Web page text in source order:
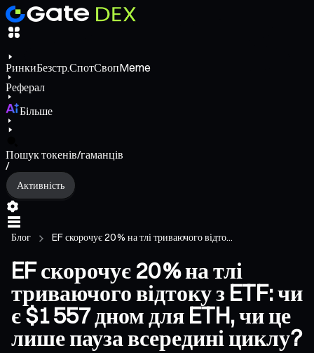
РинкиБезстр.СпотСвопMeme
Реферал
Більше
Пошук токенів/гаманців
/
Активність
Блог EF скорочує 20 % на тлі триваючого відто...
EF скорочує 20 % на тлі
триваючого відтоку з ETF: чи
є $1 557 дном для ETH, чи це
лише пауза всередині циклу?